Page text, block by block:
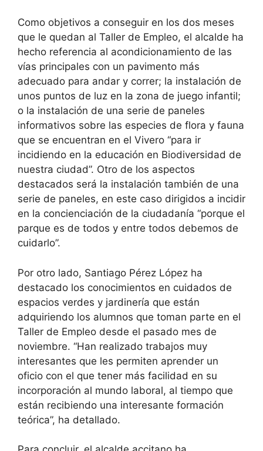
Como objetivos a conseguir en los dos meses
que le quedan al Taller de Empleo, el alcalde ha
hecho referencia al acondicionamiento de las
vías principales con un pavimento más
adecuado para andar y correr; la instalación de
unos puntos de luz en la zona de juego infantil;
o la instalación de una serie de paneles
informativos sobre las especies de flora y fauna
que se encuentran en el Vivero “para ir
incidiendo en la educación en Biodiversidad de
nuestra ciudad”. Otro de los aspectos
destacados será la instalación también de una
serie de paneles, en este caso dirigidos a incidir
en la concienciación de la ciudadanía “porque el
parque es de todos y entre todos debemos de
cuidarlo”.
Por otro lado, Santiago Pérez López ha
destacado los conocimientos en cuidados de
espacios verdes y jardinería que están
adquiriendo los alumnos que toman parte en el
Taller de Empleo desde el pasado mes de
noviembre. “Han realizado trabajos muy
interesantes que les permiten aprender un
oficio con el que tener más facilidad en su
incorporación al mundo laboral, al tiempo que
están recibiendo una interesante formación
teórica”, ha detallado.